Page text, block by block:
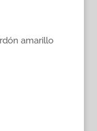
amarillo